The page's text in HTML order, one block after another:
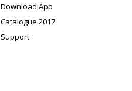
Download App
Catalogue 2017
Support